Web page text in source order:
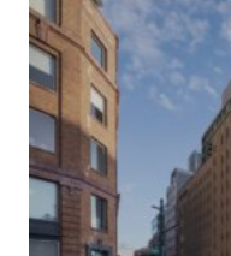
Zmieniają
apartamentowiec